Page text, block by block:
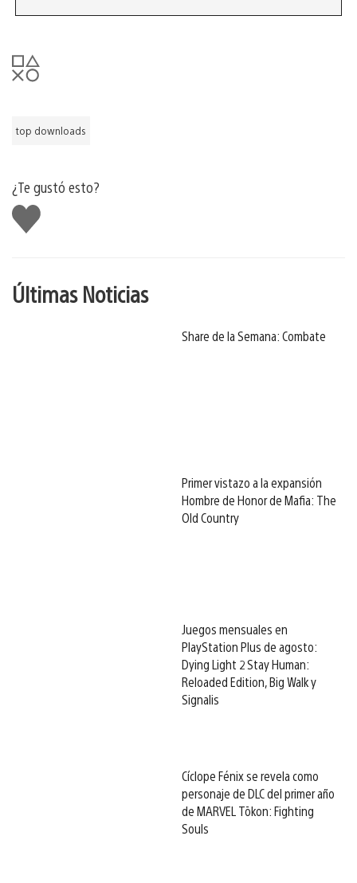
top downloads
¿Te gustó esto?
Me
gusta
Últimas Noticias
Share de la Semana: Combate
Primer vistazo a la expansión
Hombre de Honor de Mafia: The
Old Country
Juegos mensuales en
PlayStation Plus de agosto:
Dying Light 2 Stay Human:
Reloaded Edition, Big Walk y
Signalis
Cíclope Fénix se revela como
personaje de DLC del primer año
de MARVEL Tōkon: Fighting
Souls